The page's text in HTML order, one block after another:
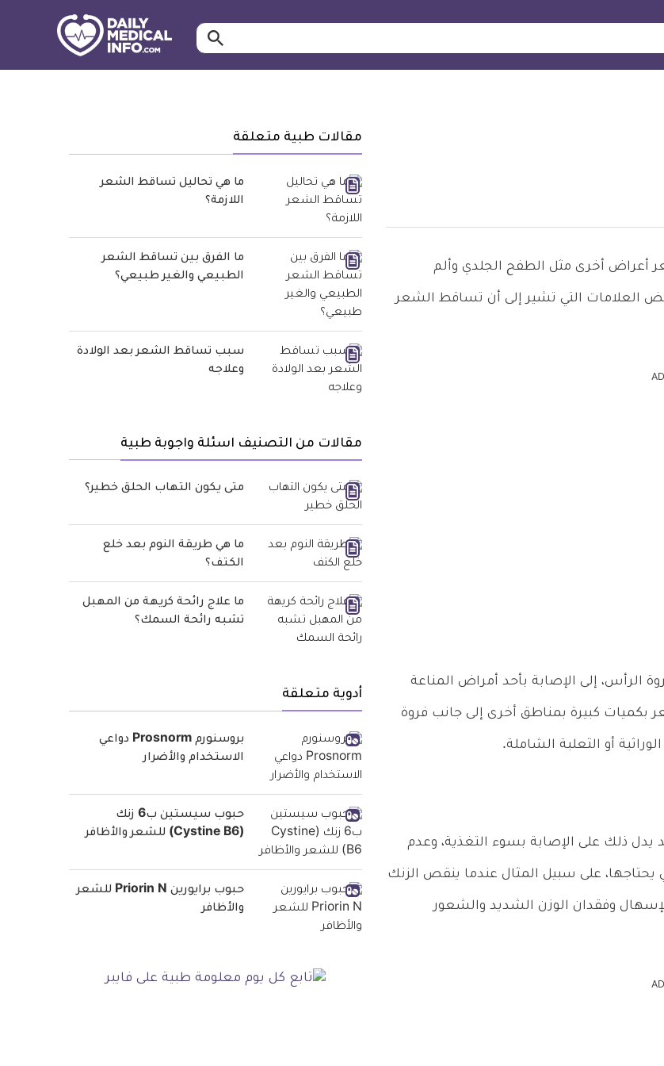
ابحث…
أعراض أخرى مثل الطفح الجلدي وألم
التي تشير إلى أن تساقط الشعر
إلى الإصابة بأحد أمراض المناعة
كبيرة بمناطق أخرى إلى جانب فروة
أو الثعلبة الشاملة.
ذلك على الإصابة بسوء التغذية، وعدم
يحتاجها، على سبيل المثال عندما ينقص الزنك
وفقدان الوزن الشديد والشعور
مقالات طبية متعلقة
ما هي تحاليل تساقط الشعر
اللازمة؟
ما الفرق بين تساقط الشعر
الطبيعي والغير طبيعي؟
سبب تساقط الشعر بعد الولادة
وعلاجه
مقالات من التصنيف اسئلة واجوبة طبية
متى يكون التهاب الحلق خطير؟
ما هي طريقة النوم بعد خلع
الكتف؟
ما علاج رائحة كريهة من المهبل
تشبه رائحة السمك؟
أدوية متعلقة
بروسنورم Prosnorm دواعي
الاستخدام والأضرار
حبوب سيستين ب6 زنك
(Cystine B6) للشعر والأظافر
حبوب برايورين Priorin N للشعر
والأظافر